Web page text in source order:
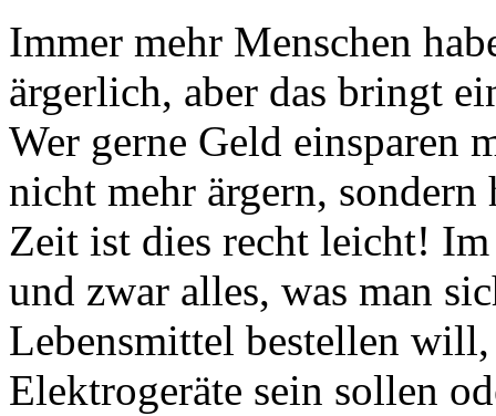
Immer mehr Menschen
ärgerlich, aber das bringt
Wer gerne Geld einsparen
nicht mehr ärgern,
Zeit ist dies recht leicht!
und zwar alles, was man
Lebensmittel bestellen
Elektrogeräte sein sollen